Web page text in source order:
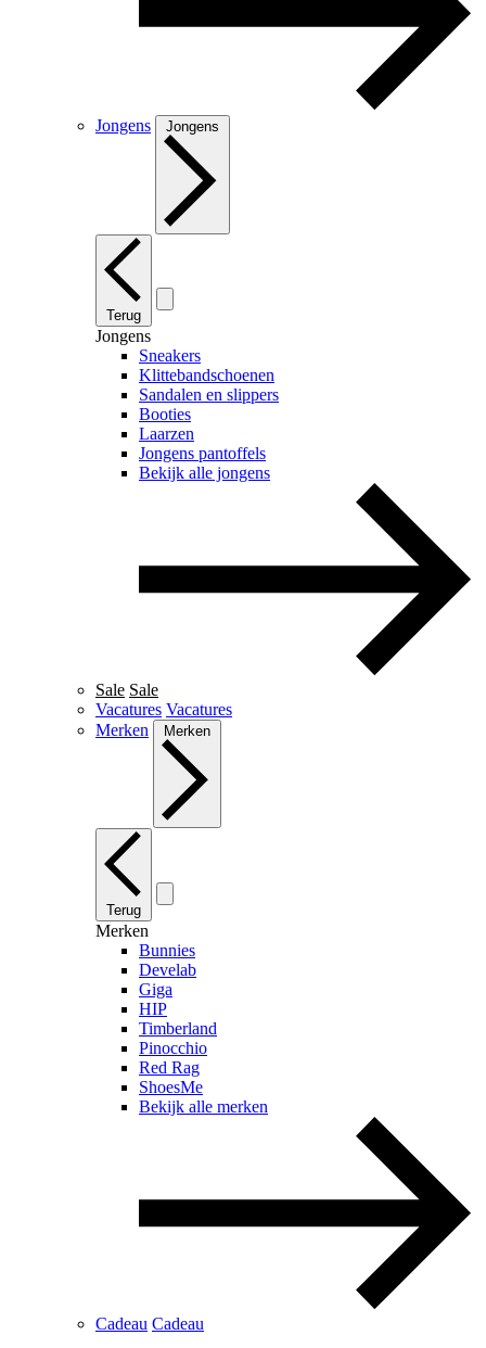
Jongens Jongens
Terug
Jongens
Sneakers
Klittebandschoenen
Sandalen en slippers
Booties
Laarzen
Jongens pantoffels
Bekijk alle jongens
Sale Sale
Vacatures Vacatures
Merken
Merken
Terug
Merken
Bunnies
Develab
Giga
HIP
Timberland
Pinocchio
Red Rag
ShoesMe
Bekijk alle merken
Cadeau Cadeau